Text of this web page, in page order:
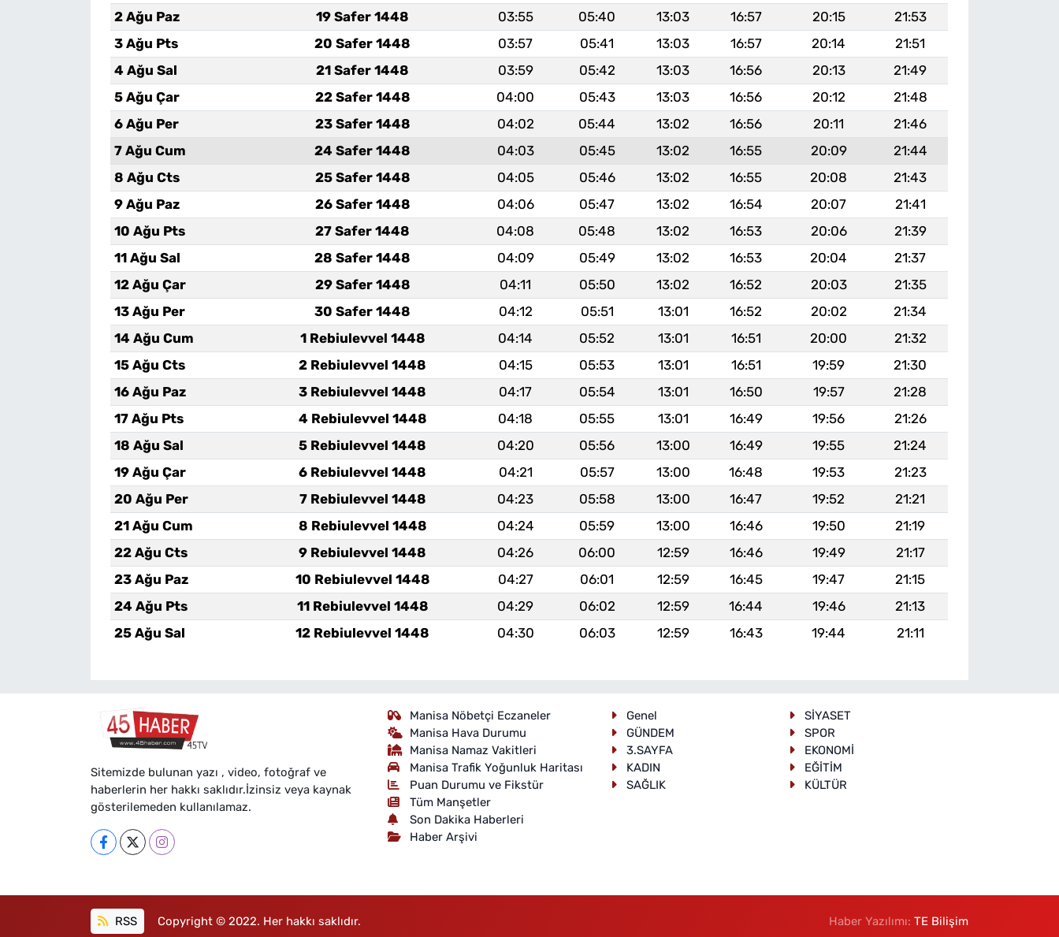
2 Ağu Paz
19 Safer 1448 03:55 05:40 13:03 16:57 20:15
21:53
3 Ağu Pts
20 Safer 1448 03:57 05:41 13:03 16:57 20:14
21:51
4 Ağu Sal
21 Safer 1448 03:59 05:42 13:03 16:56 20:13
21:49
5 Ağu Çar
22 Safer 1448 04:00 05:43 13:03 16:56 20:12
21:48
6 Ağu Per
23 Safer 1448 04:02 05:44 13:02 16:56 20:11
21:46
7 Ağu Cum
24 Safer 1448 04:03 05:45 13:02 16:55 20:09
21:44
8 Ağu Cts
25 Safer 1448 04:05 05:46 13:02 16:55 20:08
21:43
9 Ağu Paz
26 Safer 1448 04:06 05:47 13:02 16:54 20:07
21:41
10 Ağu Pts
27 Safer 1448 04:08 05:48 13:02 16:53 20:06
21:39
11 Ağu Sal
28 Safer 1448 04:09 05:49 13:02 16:53 20:04
21:37
12 Ağu Çar
29 Safer 1448 04:11 05:50 13:02 16:52 20:03
21:35
13 Ağu Per
30 Safer 1448 04:12 05:51 13:01 16:52 20:02
21:34
14 Ağu Cum
1 Rebiulevvel 1448 04:14 05:52 13:01 16:51 20:00
21:32
15 Ağu Cts
2 Rebiulevvel 1448 04:15 05:53 13:01 16:51 19:59
21:30
16 Ağu Paz
3 Rebiulevvel 1448 04:17 05:54 13:01 16:50 19:57
21:28
17 Ağu Pts
4 Rebiulevvel 1448 04:18 05:55 13:01 16:49 19:56
21:26
18 Ağu Sal
5 Rebiulevvel 1448 04:20 05:56 13:00 16:49 19:55
21:24
19 Ağu Çar
6 Rebiulevvel 1448 04:21 05:57 13:00 16:48 19:53
21:23
20 Ağu Per
7 Rebiulevvel 1448 04:23 05:58 13:00 16:47 19:52
21:21
21 Ağu Cum
8 Rebiulevvel 1448 04:24 05:59 13:00 16:46 19:50
21:19
22 Ağu Cts
9 Rebiulevvel 1448 04:26 06:00 12:59 16:46 19:49
21:17
23 Ağu Paz
10 Rebiulevvel 1448 04:27 06:01 12:59 16:45 19:47
21:15
24 Ağu Pts
11 Rebiulevvel 1448 04:29 06:02 12:59 16:44 19:46
21:13
25 Ağu Sal
12 Rebiulevvel 1448 04:30 06:03 12:59 16:43 19:44 21:11
Sitemizde bulunan yazı , video, fotoğraf ve
haberlerin her hakkı saklıdır.İzinsiz veya kaynak
gösterilemeden kullanılamaz.
Manisa Nöbetçi Eczaneler
Manisa Hava Durumu
Manisa Namaz Vakitleri
Manisa Trafik Yoğunluk Haritası
Puan Durumu ve Fikstür
Tüm Manşetler
Son Dakika Haberleri
Haber Arşivi
Genel
SİYASET
GÜNDEM
SPOR
3.SAYFA
EKONOMİ
KADIN
EĞİTİM
SAĞLIK
KÜLTÜR
RSS Copyright © 2022. Her hakkı saklıdır. Haber Yazılımı:TE Bilişim